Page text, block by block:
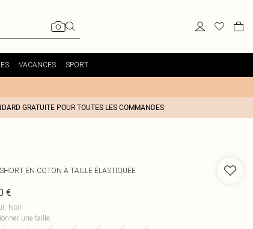
VACANCES SPORT
GRATUITE POUR TOUTES LES COMMANDES
EN COTON À TAILLE ÉLASTIQUÉE
€
: Noir
une taille: